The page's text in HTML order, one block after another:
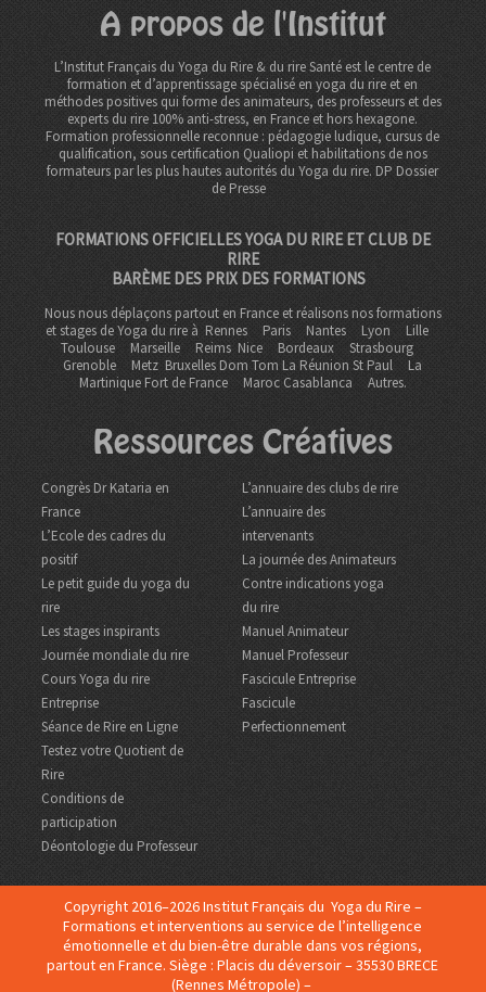
A propos de l'Institut
L’Institut Français du Yoga du Rire & du rire Santé est le centre de
formation et d’apprentissage spécialisé en yoga du rire et en
méthodes positives qui forme des animateurs, des professeurs et des
experts du rire 100% anti-stress, en France et hors hexagone.
Formation professionnelle reconnue : pédagogie ludique, cursus de
qualification, sous certification Qualiopi et habilitations de nos
formateurs par les plus hautes autorités du Yoga du rire. DPDossier
de Presse
FORMATIONS OFFICIELLES YOGA DU RIRE ET CLUB DE
RIRE
BARÈME DES PRIX DES FORMATIONS
Nous nous déplaçons partout en France et réalisons nos formations
et stages de Yoga du rire à Rennes Paris Nantes Lyon
Lille
Toulouse
Marseille Reims Nice Bordeaux
Strasbourg
Grenoble
Metz Bruxelles Dom TomLa Réunion St Paul
La
Martinique Fort de France
Maroc Casablanca Autres.
Ressources Créatives
Congrès Dr Kataria en
France
L’Ecole des cadres du
positif
Le petit guide du yoga du
rire
Les stages inspirants
Journée mondiale du rire
Cours Yoga du rire
Entreprise
Séance de Rire en Ligne
Testez votre Quotient de
Rire
Conditions de
participation
Déontologie du Professeur
L’annuaire des clubs de rire
L’annuaire des
intervenants
La journée des Animateurs
Contre indications yoga
du rire
Manuel Animateur
Manuel Professeur
Fascicule Entreprise
Fascicule
Perfectionnement
Copyright 2016–2026 Institut Français du Yoga du Rire –
Formations et interventions au service de l’intelligence
émotionnelle et du bien-être durable dans vos régions,
partout en France. Siège : Placis du déversoir – 35530 BRECE
(Rennes Métropole) –